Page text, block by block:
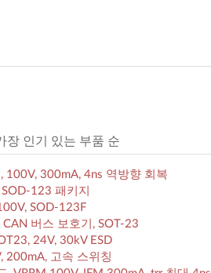
장 인기 있는 부품 순
300mA, 4ns 역방향 회복
123 패키지
SOD-123F
버스 보호기, SOT-23
24V, 30kV ESD
200mA, 고속 스위칭